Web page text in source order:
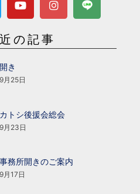
の記事
き
月25日
トシ後援会総会
月23日
務所開きのご案内
月17日